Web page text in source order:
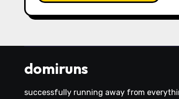
domiruns
successfully running away from